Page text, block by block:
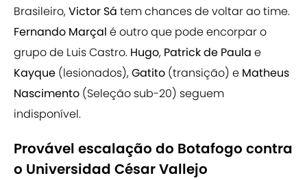
Brasileiro,Victor Sá tem chances de voltar ao time.
Fernando Marçal é outro que pode encorpar o
grupo de Luis Castro. Hugo, Patrick de Paula e
Kayque (lesionados),Gatito (transição) e Matheus
Nascimento (Seleção sub-20) seguem
indisponível.
Provável escalação do Botafogo contra
o Universidad César Vallejo